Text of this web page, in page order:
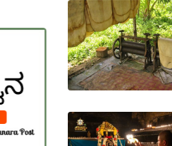
APPLICATIONS/
NEWS